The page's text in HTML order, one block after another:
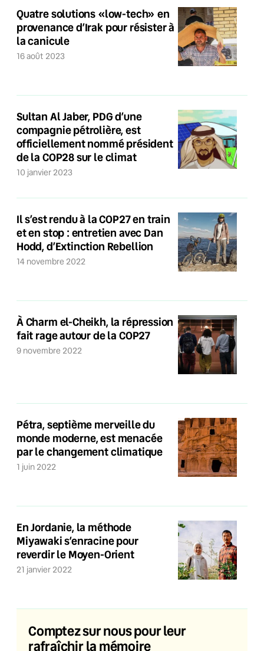
Quatre solutions «low-tech» en
provenance d’Irak pour résister à
la canicule
16 août 2023
Sultan Al Jaber, PDG d’une
compagnie pétrolière, est
officiellement nommé président
de la COP28 sur le climat
10 janvier 2023
Il s’est rendu à la COP27 en train
et en stop : entretien avec Dan
Hodd, d’Extinction Rebellion
14 novembre 2022
À Charm el-Cheikh, la répression
fait rage autour de la COP27
9 novembre 2022
Pétra, septième merveille du
monde moderne, est menacée
par le changement climatique
1 juin 2022
En Jordanie, la méthode
Miyawaki s’enracine pour
reverdir le Moyen-Orient
21 janvier 2022
Comptez sur nous pour leur
rafraîchir la mémoire